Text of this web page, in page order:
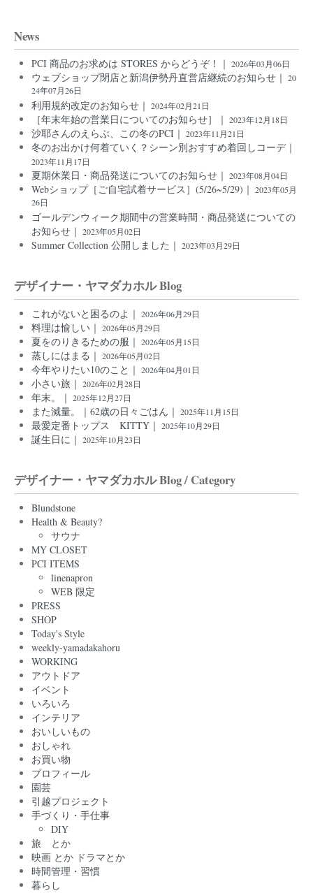
News
PCI 商品のお求めは STORES からどうぞ！｜ 2026年03月06日
ウェブショップ閉店と新潟伊勢丹直営店継続のお知らせ｜ 20
24年07月26日
利用規約改定のお知らせ｜ 2024年02月21日
［年末年始の営業日についてのお知らせ］｜ 2023年12月18日
沙耶さんのえらぶ、この冬のPCI｜ 2023年11月21日
冬のお出かけ何着ていく？シーン別おすすめ着回しコーデ｜
2023年11月17日
夏期休業日・商品発送についてのお知らせ｜ 2023年08月04日
Webショップ［ご自宅試着サービス］(5/26~5/29)｜ 2023年05月
26日
ゴールデンウィーク期間中の営業時間・商品発送についての
お知らせ｜ 2023年05月02日
Summer Collection 公開しました｜ 2023年03月29日
デザイナー・ヤマダカホル Blog
これがないと困るのよ｜ 2026年06月29日
料理は愉しい｜ 2026年05月29日
夏をのりきるための服｜ 2026年05月15日
蒸しにはまる｜ 2026年05月02日
今年やりたい10のこと｜ 2026年04月01日
小さい旅｜ 2026年02月28日
年末。｜ 2025年12月27日
また減量。｜62歳の日々ごはん｜ 2025年11月15日
最愛定番トップス KITTY｜ 2025年10月29日
誕生日に｜ 2025年10月23日
デザイナー・ヤマダカホル Blog / Category
Blundstone
Health & Beauty?
サウナ
MY CLOSET
PCI ITEMS
linenapron
WEB 限定
PRESS
SHOP
Today's Style
weekly-yamadakahoru
WORKING
アウトドア
イベント
いろいろ
インテリア
おいしいもの
おしゃれ
お買い物
プロフィール
園芸
引越プロジェクト
手づくり・手仕事
DIY
旅 とか
映画 とか ドラマとか
時間管理・習慣
暮らし